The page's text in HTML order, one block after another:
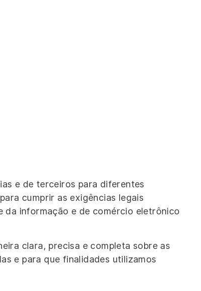
e de terceiros para diferentes
cumprir as exigências legais
da informação e de comércio eletrônico
clara, precisa e completa sobre as
e para que finalidades utilizamos